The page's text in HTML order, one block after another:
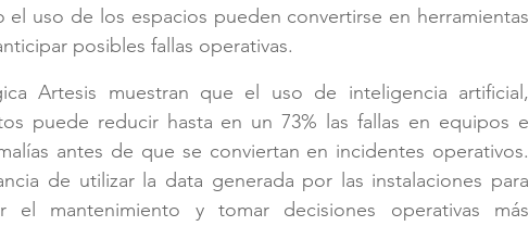
uso de los espacios pueden convertirse en herramientas
posibles fallas operativas.
Artesis muestran que el uso de inteligencia artificial,
puede reducir hasta en un 73% las fallas en equipos e
antes de que se conviertan en incidentes operativos.
de utilizar la data generada por las instalaciones para
el mantenimiento y tomar decisiones operativas más